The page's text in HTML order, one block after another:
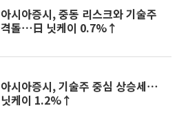
아시아증시, 중동 리스크와 기술주
격돌⋯日 닛케이 0.7%↑
아시아증시, 기술주 중심 상승세⋯
닛케이 1.2%↑